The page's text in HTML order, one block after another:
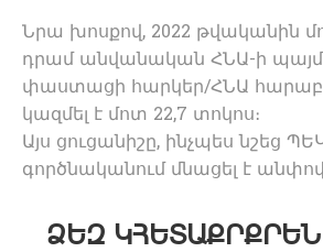
Նրա խոսքով, 2022 թվականին
դրամ անվանական ՀՆԱ-ի
փաստացի հարկեր/ՀՆԱ
կազմել է մոտ 22,7 տոկոս։
Այս ցուցանիշը, ինչպես նշեց
գործնականում մնացել է
ՁԵԶ